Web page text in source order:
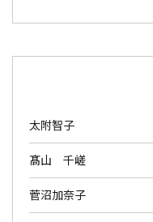
太附智子
髙山 千嵯
菅沼加奈子